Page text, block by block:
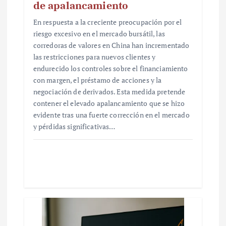
de apalancamiento
En respuesta a la creciente preocupación por el
riesgo excesivo en el mercado bursátil, las
corredoras de valores en China han incrementado
las restricciones para nuevos clientes y
endurecido los controles sobre el financiamiento
con margen, el préstamo de acciones y la
negociación de derivados. Esta medida pretende
contener el elevado apalancamiento que se hizo
evidente tras una fuerte corrección en el mercado
y pérdidas significativas…